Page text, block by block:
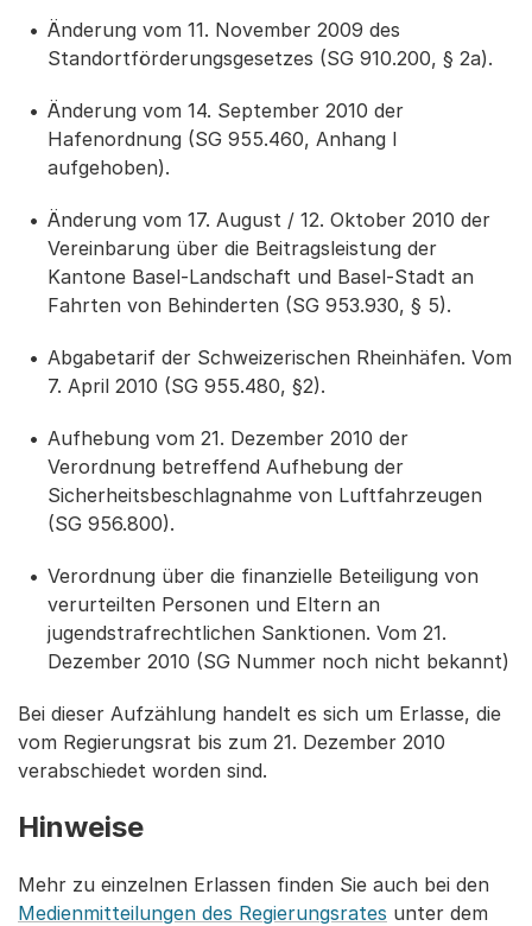
Änderung vom 11. November 2009 des
Standortförderungsgesetzes (SG 910.200, § 2a).
Änderung vom 14. September 2010 der
Hafenordnung (SG 955.460, Anhang I
aufgehoben).
Änderung vom 17. August / 12. Oktober 2010 der
Vereinbarung über die Beitragsleistung der
Kantone Basel-Landschaft und Basel-Stadt an
Fahrten von Behinderten (SG 953.930, § 5).
Abgabetarif der Schweizerischen Rheinhäfen. Vom
7. April 2010 (SG 955.480, §2).
Aufhebung vom 21. Dezember 2010 der
Verordnung betreffend Aufhebung der
Sicherheitsbeschlagnahme von Luftfahrzeugen
(SG 956.800).
Verordnung über die finanzielle Beteiligung von
verurteilten Personen und Eltern an
jugendstrafrechtlichen Sanktionen. Vom 21.
Dezember 2010 (SG Nummer noch nicht bekannt)
Bei dieser Aufzählung handelt es sich um Erlasse, die
vom Regierungsrat bis zum 21. Dezember 2010
verabschiedet worden sind.
Hinweise
Mehr zu einzelnen Erlassen finden Sie auch bei den
Medienmitteilungen des Regierungsrates unter dem